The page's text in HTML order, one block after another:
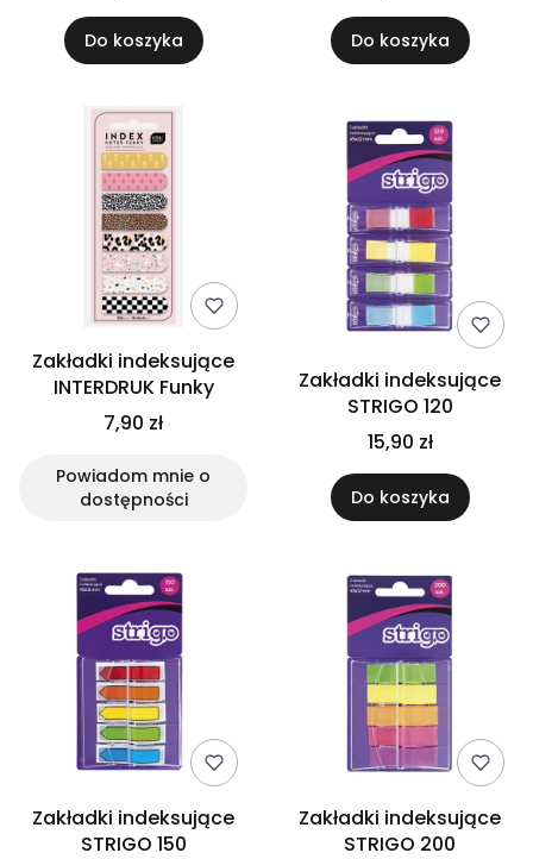
Do koszyka Do koszyka
Zakładki indeksujące
INTERDRUK Funky
7,90 zł
Powiadom mnie o
dostępności
Zakładki indeksujące
STRIGO 120
15,90 zł
Do koszyka
Zakładki indeksujące
STRIGO 150
Zakładki indeksujące
STRIGO 200